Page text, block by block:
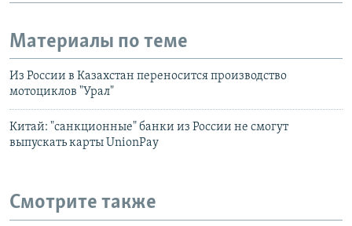
Материалы по теме
Из России в Казахстан переносится производство
мотоциклов "Урал"
Китай: "санкционные" банки из России не смогут
выпускать карты UnionPay
Смотрите также